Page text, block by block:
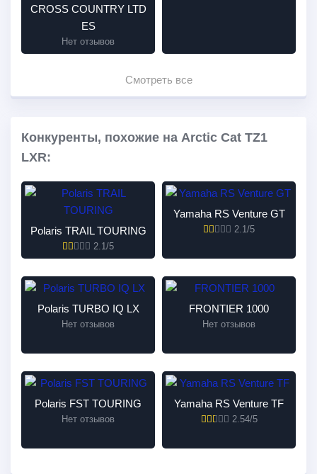
CROSS COUNTRY LTD
ES
Нет отзывов
Смотреть все
Конкуренты, похожие на Arctic Cat TZ1
LXR:
Polaris TRAIL TOURING
2.1/5
Yamaha RS Venture GT
2.1/5
Polaris TURBO IQ LX
Нет отзывов
FRONTIER 1000
Нет отзывов
Polaris FST TOURING
Нет отзывов
Yamaha RS Venture TF
2.54/5